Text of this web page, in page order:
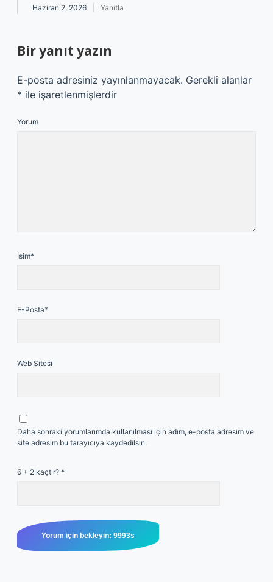
Haziran 2, 2026 Yanıtla
Bir yanıt yazın
E-posta adresiniz yayınlanmayacak. Gerekli alanlar
* ile işaretlenmişlerdir
Yorum
İsim*
E-Posta*
Web Sitesi
Daha sonraki yorumlarımda kullanılması için adım, e-posta adresim ve
site adresim bu tarayıcıya kaydedilsin.
6 + 2 kaçtır? *